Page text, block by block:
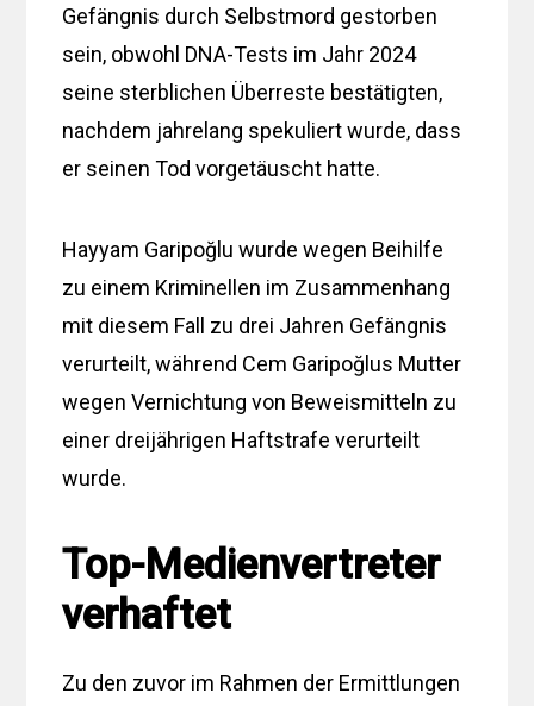
Gefängnis durch Selbstmord gestorben
sein, obwohl DNA-Tests im Jahr 2024
seine sterblichen Überreste bestätigten,
nachdem jahrelang spekuliert wurde, dass
er seinen Tod vorgetäuscht hatte.
Hayyam Garipoğlu wurde wegen Beihilfe
zu einem Kriminellen im Zusammenhang
mit diesem Fall zu drei Jahren Gefängnis
verurteilt, während Cem Garipoğlus Mutter
wegen Vernichtung von Beweismitteln zu
einer dreijährigen Haftstrafe verurteilt
wurde.
Top-Medienvertreter
verhaftet
Zu den zuvor im Rahmen der Ermittlungen